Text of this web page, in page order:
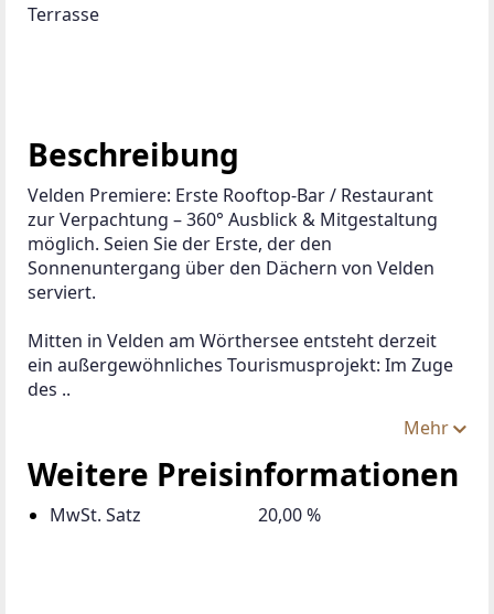
Terrasse
Beschreibung
Velden Premiere: Erste Rooftop-Bar / Restaurant
zur Verpachtung – 360° Ausblick & Mitgestaltung
möglich. Seien Sie der Erste, der den
Sonnenuntergang über den Dächern von Velden
serviert.
Mitten in Velden am Wörthersee entsteht derzeit
ein außergewöhnliches Tourismusprojekt: Im Zuge
des ..
Mehr
Weitere Preisinformationen
MwSt. Satz 20,00 %